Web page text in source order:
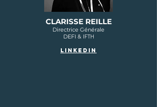
CLARISSE REILLE
Directrice Générale
DEFI & IFTH
LINKEDIN